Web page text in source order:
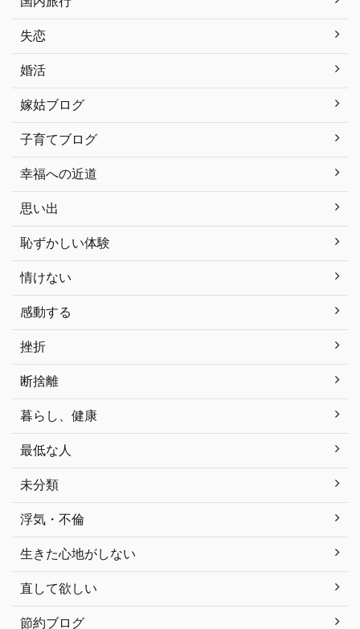
失恋
婚活
嫁姑ブログ
子育てブログ
幸福への近道
思い出
恥ずかしい体験
情けない
感動する
挫折
断捨離
暮らし、健康
最低な人
未分類
浮気・不倫
生きた心地がしない
直して欲しい
節約ブログ